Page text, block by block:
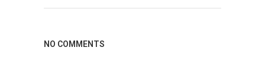
NO COMMENTS